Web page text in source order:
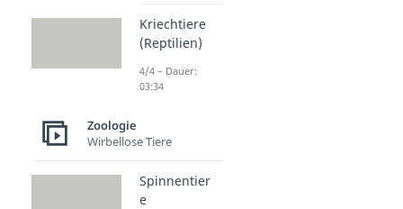
Kriechtiere
(Reptilien)
4/4 – Dauer:
03:34
Zoologie
Wirbellose Tiere
Spinnentier
e